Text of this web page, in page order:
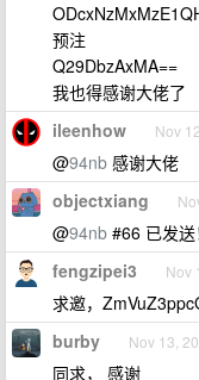
预注
Q29DbzAxMA==
我也得感谢大佬了
ileenhow Nov
@94nb 感谢大佬
objectxiang
@94nb #66 已发送
fengzipei3 Nov
求邀，
burby Nov 13,
同求， 感谢